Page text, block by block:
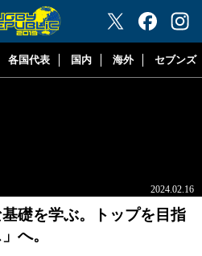
"ラグビーリパブリック"
各国代表 国内 海外 セブンズ
2024.02.16
礎を学ぶ。トップを目指
へ。